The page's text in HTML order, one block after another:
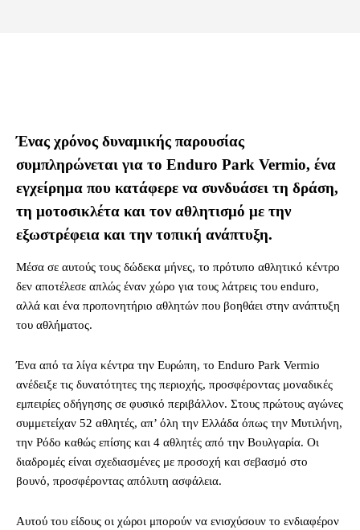
Ένας χρόνος δυναμικής παρουσίας
συμπληρώνεται για το Enduro Park Vermio, ένα
εγχείρημα που κατάφερε να συνδυάσει τη δράση,
τη μοτοσικλέτα και τον αθλητισμό με την
εξωστρέφεια και την τοπική ανάπτυξη.
Μέσα σε αυτούς τους δώδεκα μήνες, το πρότυπο αθλητικό κέντρο
δεν αποτέλεσε απλώς έναν χώρο για τους λάτρεις του enduro,
αλλά και ένα προπονητήριο αθλητών που βοηθάει στην ανάπτυξη
του αθλήματος.
Ένα από τα λίγα κέντρα την Ευρώπη, το Enduro Park Vermio
ανέδειξε τις δυνατότητες της περιοχής, προσφέροντας μοναδικές
εμπειρίες οδήγησης σε φυσικό περιβάλλον. Στους πρώτους αγώνες
συμμετείχαν 52 αθλητές, απ’ όλη την Ελλάδα όπως την Μυτιλήνη,
την Ρόδο καθώς επίσης και 4 αθλητές από την Βουλγαρία. Οι
διαδρομές είναι σχεδιασμένες με προσοχή και σεβασμό στο
βουνό, προσφέροντας απόλυτη ασφάλεια.
Αυτού του είδους οι χώροι μπορούν να ενισχύσουν το ενδιαφέρον